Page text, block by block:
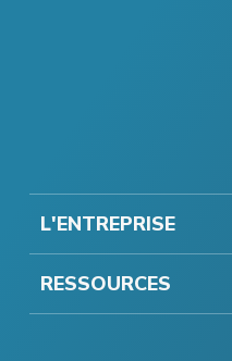
L'ENTREPRISE
RESSOURCES